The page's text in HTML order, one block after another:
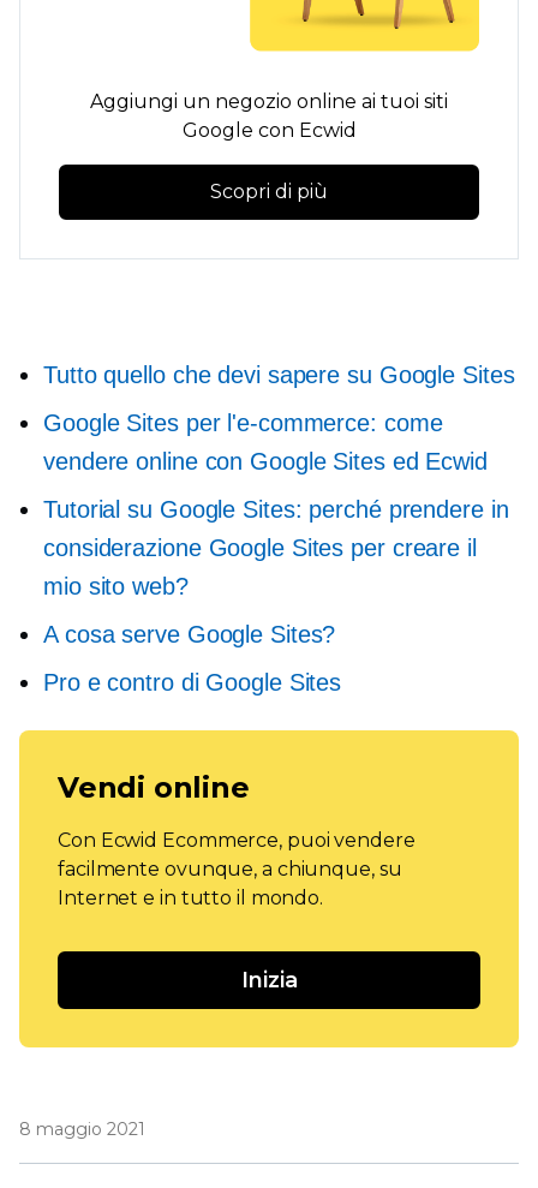
Aggiungi un negozio online ai tuoi siti
Google con Ecwid
Scopri di più
Tutto quello che devi sapere su Google Sites
Google Sites per l'e-commerce: come
vendere online con Google Sites ed Ecwid
Tutorial su Google Sites: perché prendere in
considerazione Google Sites per creare il
mio sito web?
A cosa serve Google Sites?
Pro e contro di Google Sites
Vendi online
Con Ecwid Ecommerce, puoi vendere
facilmente ovunque, a chiunque, su
Internet e in tutto il mondo.
Inizia
8 maggio 2021